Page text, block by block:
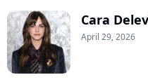
Cara
April 29, 2026